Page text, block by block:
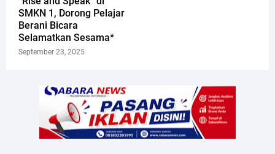
SMKN 1, Dorong Pelajar
Berani Bicara
Selamatkan Sesama*
September 23, 2025